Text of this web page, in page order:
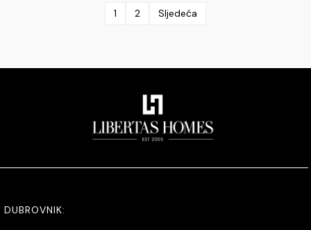
1 2 Sljedeća
DUBROVNIK: